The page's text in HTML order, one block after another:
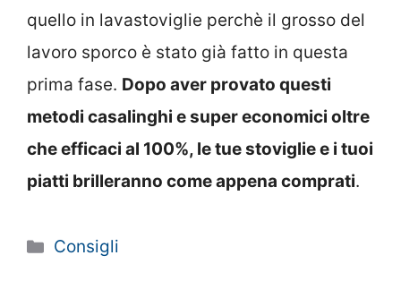
quello in lavastoviglie perchè il grosso del
lavoro sporco è stato già fatto in questa
prima fase. Dopo aver provato questi
metodi casalinghi e super economici oltre
che efficaci al 100%, le tue stoviglie e i tuoi
piatti brilleranno come appena comprati.
Categorie
Consigli